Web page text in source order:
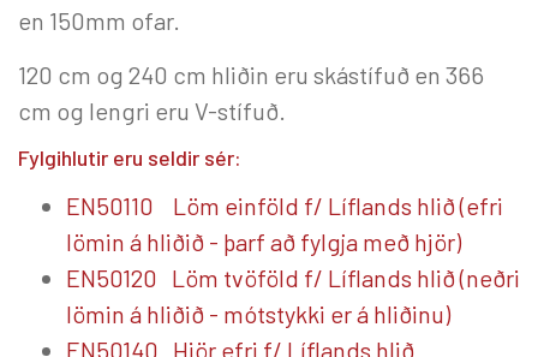
en 150mm ofar.
120 cm og 240 cm hliðin eru skástífuð en 366
cm og lengri eru V-stífuð.
Fylgihlutir eru seldir sér:
EN50110 Löm einföld f/ Líflands hlið (efri
lömin á hliðið - þarf að fylgja með hjör)
EN50120 Löm tvöföld f/ Líflands hlið (neðri
lömin á hliðið - mótstykki er á hliðinu)
EN50140 Hjör efri f/ Líflands hlið